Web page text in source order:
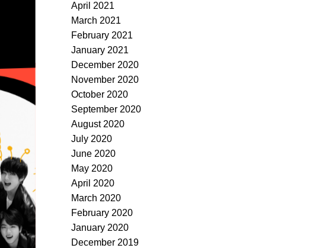
April 2021
March 2021
February 2021
January 2021
December 2020
November 2020
October 2020
September 2020
August 2020
July 2020
June 2020
May 2020
April 2020
March 2020
February 2020
January 2020
December 2019